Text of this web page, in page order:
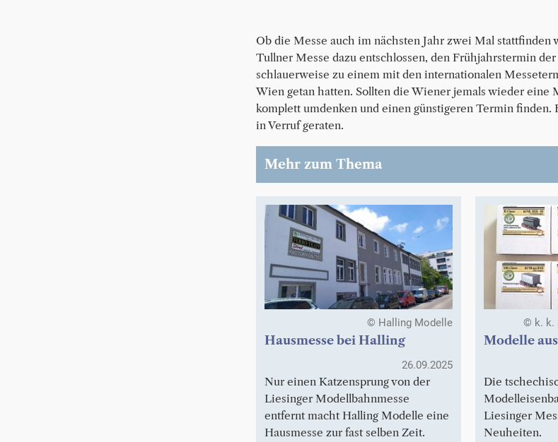
Ob die Messe auch im nächsten Jahr zwei Mal
Tullner Messe dazu entschlossen, den Frühjahrstermin
schlauerweise zu einem mit den internationalen
Wien getan hatten. Sollten die Wiener jemals wieder eine
komplett umdenken und einen günstigeren Termin
in Verruf geraten.
Mehr zum Thema
© Halling Modelle
Hausmesse bei Halling
26.09.2025
Nur einen Katzensprung von der
Liesinger Modellbahnmesse
entfernt macht Halling Modelle eine
Hausmesse zur fast selben Zeit.
© k. k.
Modelle
Die
Liesinger
Neuheiten.